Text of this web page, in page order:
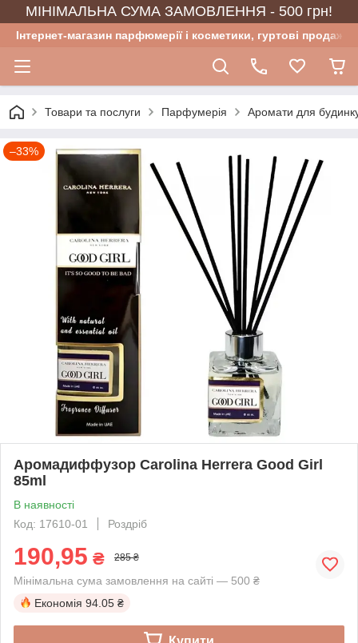
МІНІМАЛЬНА СУМА ЗАМОВЛЕННЯ - 500 грн!
Інтернет-магазин парфюмерії і косметики, гуртові продажі
Товари та послуги Парфумерія Аромати для
–33%
Аромадиффузор Carolina Herrera Good Girl
85ml
В наявності
Код: 17610-01
Роздріб
190,95 ₴ 285 ₴
Мінімальна сума замовлення на сайті — 500 ₴
Економія 94.05 ₴